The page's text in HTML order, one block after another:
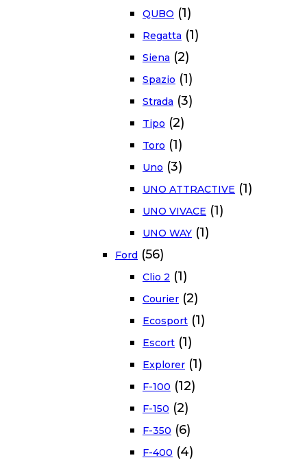
QUBO (1)
Regatta (1)
Siena (2)
Spazio (1)
Strada (3)
Tipo (2)
Toro (1)
Uno (3)
UNO ATTRACTIVE (1)
UNO VIVACE (1)
UNO WAY (1)
Ford (56)
Clio 2 (1)
Courier (2)
Ecosport (1)
Escort (1)
Explorer (1)
F-100 (12)
F-150 (2)
F-350 (6)
F-400 (4)